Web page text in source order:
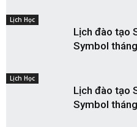
Lịch Học
Lịch đào tạo
Symbol
Lịch Học
Lịch đào tạo
Symbol